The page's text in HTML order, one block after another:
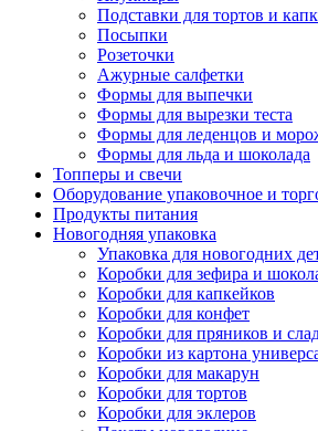
Подставки для тортов и
Посыпки
Розеточки
Ажурные салфетки
Формы для выпечки
Формы для вырезки теста
Формы для леденцов и
Формы для льда и шоколада
Топперы и свечи
Оборудование упаковочное и
Продукты питания
Новогодняя упаковка
Упаковка для новогодних
Коробки для зефира и
Коробки для капкейков
Коробки для конфет
Коробки для пряников и
Коробки из картона
Коробки для макарун
Коробки для тортов
Коробки для эклеров